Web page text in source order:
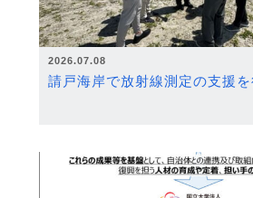
2026.07.08
請戸海岸で放射線測定の支援を